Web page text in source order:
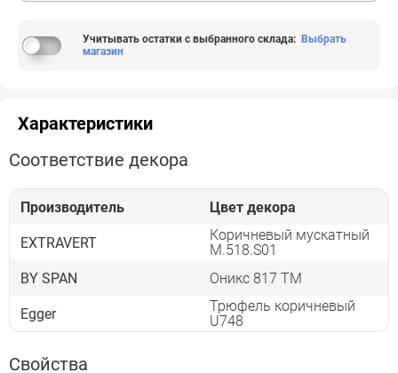
Учитывать остатки с выбранного склада: Выбрать
магазин
Характеристики
Соответствие декора
Производитель Цвет декора
EXTRAVERT
Коричневый мускатный
M.518.S01
BY SPAN
Оникс 817 TM
Egger
Трюфель коричневый
U748
Свойства